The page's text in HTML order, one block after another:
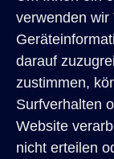
verwenden wir
darauf
zustimmen,
Surfverhalten
Website
nicht erteilen
Referenzen
Über uns